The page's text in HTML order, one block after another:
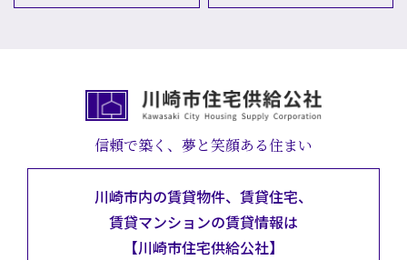
信頼で築く、夢と笑顔ある住まい
川崎市内の賃貸物件、賃貸住宅、
賃貸マンションの賃貸情報は
【川崎市住宅供給公社】